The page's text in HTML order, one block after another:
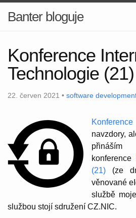
Banter bloguje
Konference
Technologie (21)
22. červen 2021 • software
Konference
navzdory,
konference
(21) (ze
věnované
službě
službou stojí sdružení CZ.NIC.